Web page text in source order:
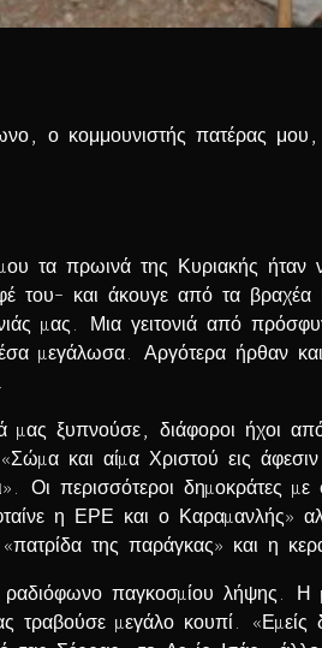
ο κομμουνιστής πατέρας
τα πρωινά της Κυριακής ήταν
του– και άκουγε από τα
µας. Μια γειτονιά από
µεγάλωσα. Αργότερα ήρθαν
ξυπνούσε, διάφοροι ήχοι από
και αίµα Χριστού εις
Οι περισσότεροι δηµοκράτες
η ΕΡΕ και ο Καραµανλής»
της παράγκας» και η
παγκοσµίου λήψης. Η
τραβούσε µεγάλο κουπί.